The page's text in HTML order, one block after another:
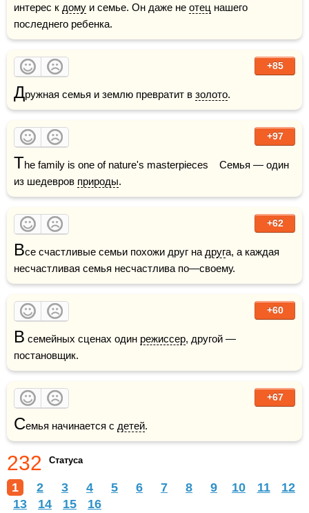
интерес к дому и семье. Он даже не отец нашего
последнего ребенка.
+85
Дружная семья и землю превратит в золото.
+97
The family is one of nature's masterpieces    Семья — один
из шедевров природы.
+62
Все счастливые семьи похожи друг на друга, а каждая
несчастливая семья несчастлива по—своему.
+60
В семейных сценах один режиссер, другой —
постановщик.
+67
Семья начинается с детей.
232 Статуса
1 2 3 4 5 6 7 8 9 10 11
12
13
14 15 16